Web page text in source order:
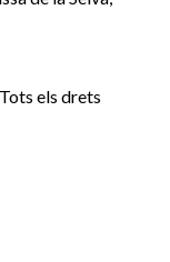
els drets